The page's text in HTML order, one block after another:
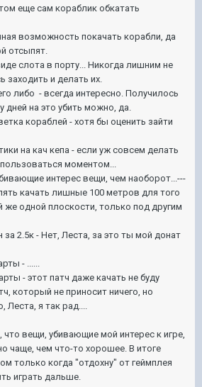
еще сам кораблик обкатать
возможность покачать корабли, да
отсыпят.
слота в порту... Никогда лишним не
заходить и делать их.
либо - всегда интересно. Получилось
дней на это убить можно, да.
кораблей - хотя бы оценить зайти
на кач кепа - если уж совсем делать
моментом...
интерес вещи, чем наоборот...---
качать лишные 100 метров для того
же одной плоскости, только под другим
2.5к - Нет, Леста, за это ты мой донат
- ......
- этот патч даже качать не буду
который не приносит ничего, но
Леста, я так рад....
что вещи, убивающие мой интерес к игре,
чаще, чем что-то хорошее. В итоге
только когда "отдохну" от геймплея
играть дальше.